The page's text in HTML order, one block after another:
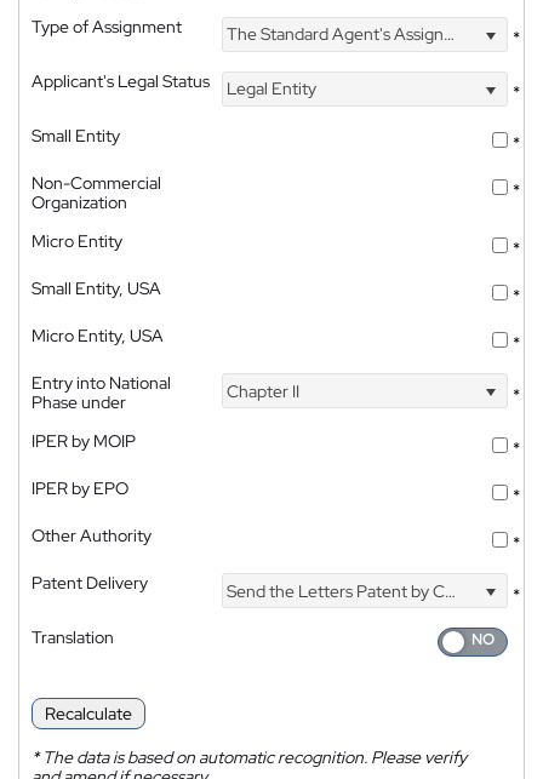
Type of Assignment The Standard Agent's Assignment
*
Applicant's Legal Status
Legal Entity
*
Small Entity
*
Non-Commercial
Organization
*
Micro Entity
*
Small Entity, USA
*
Micro Entity, USA
*
Entry into National
Phase under
Chapter II *
IPER by MOIP
*
IPER by EPO
*
Other Authority
*
Patent Delivery
Send the Letters Patent by Courier
*
Translation
Recalculate
*The data is based on automatic recognition. Please verify